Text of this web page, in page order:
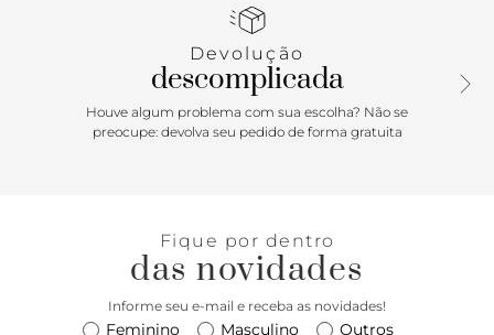
um composto de entressola UltraCush atualizado,
de uma confecção de encaixe em forma de meia LuxLiner -
com partes internas sem costura para reduzir o peso, atrito
e pontos quentes. O Tênis Ultrarange Rapidweld 1.0 Purple
Haze White apresenta uma silhueta com uma estética
Devolução
descomplicada
Houve algum problema com sua escolha? Não se
preocupe: devolva seu pedido de forma gratuita
Fique por dentro
das novidades
Informe seu e-mail e receba as novidades!
Feminino Masculino Outros